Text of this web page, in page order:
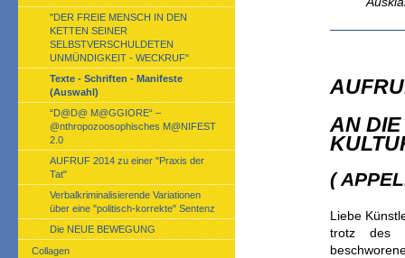
AN
(
Liebe
trotz des
"DER FREIE MENSCH IN DEN
KETTEN SEINER
SELBSTVERSCHULDETEN
UNMÜNDIGKEIT - WECKRUF"
Texte - Schriften - Manifeste
(Auswahl)
“D@D@ M@GGIORE“ –
@nthropozoosophisches M@NIFEST
2.0
AUFRUF 2014 zu einer "Praxis der
Tat"
Verbalkriminalisierende Variationen
über eine "politisch-korrekte" Sentenz
Die NEUE BEWEGUNG
Collagen